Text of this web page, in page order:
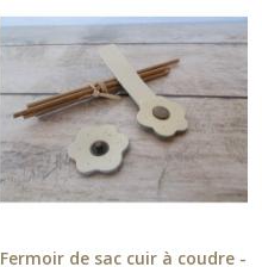
Fermoir de sac cuir à coudre -